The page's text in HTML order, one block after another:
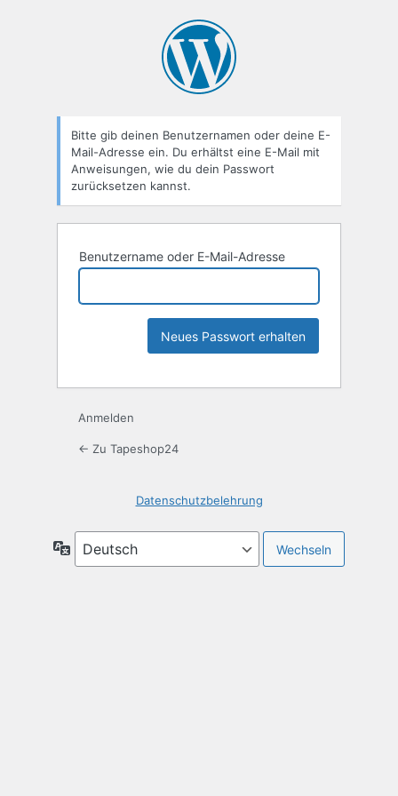
Bitte gib deinen Benutzernamen oder deine E-
Mail-Adresse ein. Du erhältst eine E-Mail mit
Anweisungen, wie du dein Passwort
zurücksetzen kannst.
Benutzername oder E-Mail-Adresse
Anmelden
← Zu Tapeshop24
Datenschutzbelehrung
Sprache